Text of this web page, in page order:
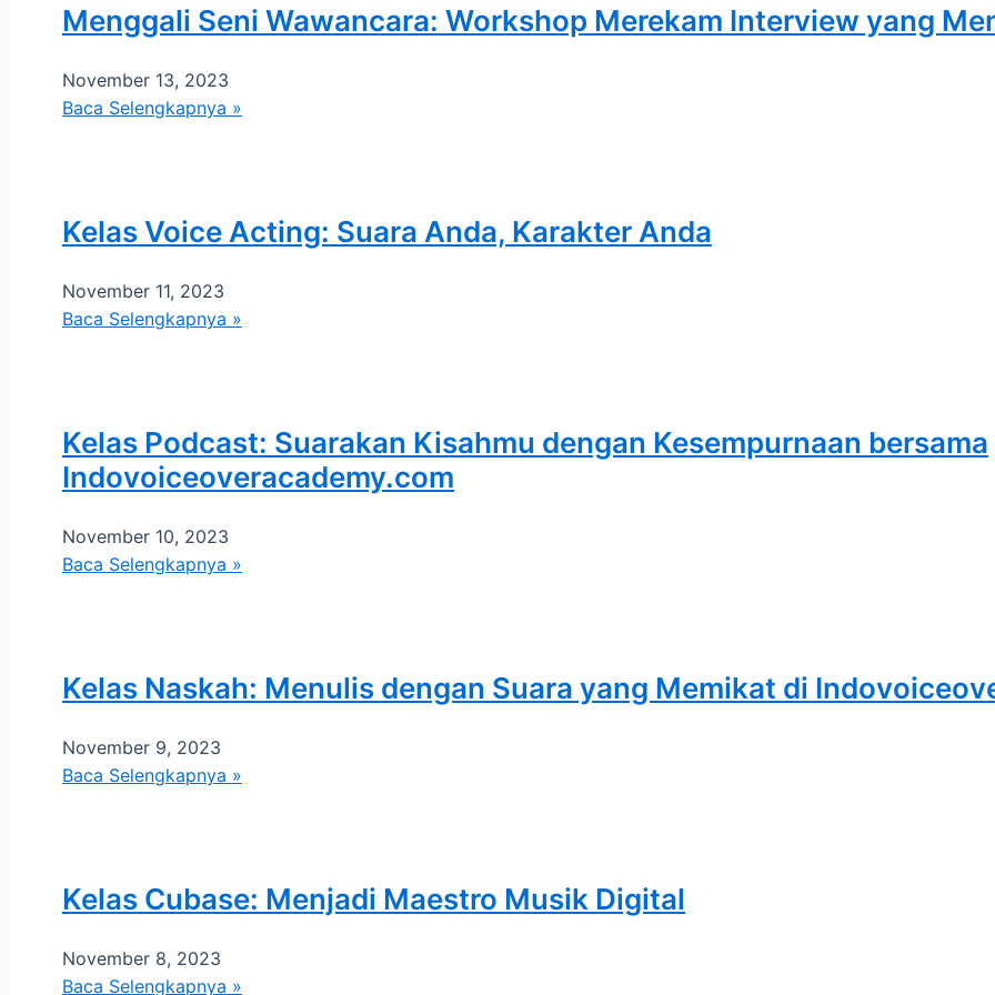
Menggali Seni Wawancara: Workshop Merekam Interview yang
November 13, 2023
Baca Selengkapnya »
Kelas Voice Acting: Suara Anda, Karakter Anda
November 11, 2023
Baca Selengkapnya »
Kelas Podcast: Suarakan Kisahmu dengan Kesempurnaan bersama
Indovoiceoveracademy.com
November 10, 2023
Baca Selengkapnya »
Kelas Naskah: Menulis dengan Suara yang Memikat di
November 9, 2023
Baca Selengkapnya »
Kelas Cubase: Menjadi Maestro Musik Digital
November 8, 2023
Baca Selengkapnya »